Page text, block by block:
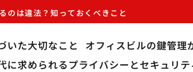
のは違法？知っておくべきこと
いた大切なこと
オフィスビルの鍵管理
に求められるプライバシーとセキュリ